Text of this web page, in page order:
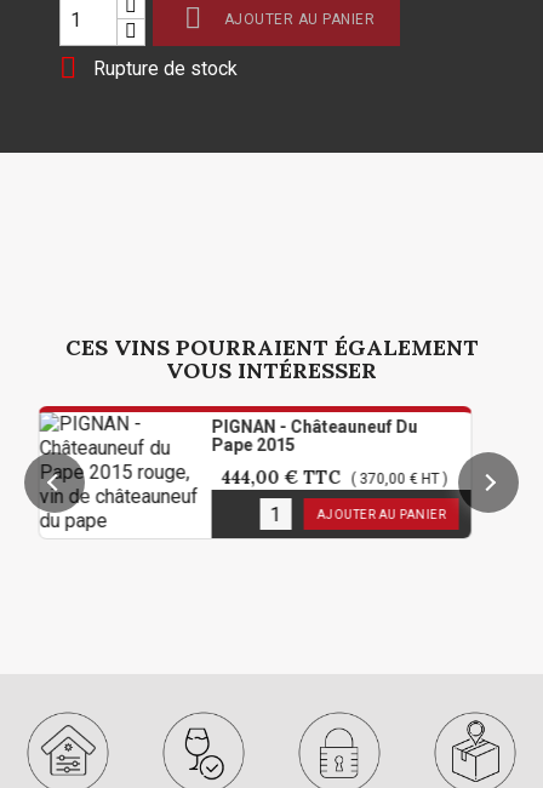
 AJOUTER AU PANIER
 Rupture de stock
CES VINS POURRAIENT ÉGALEMENT
VOUS INTÉRESSER
PIGNAN - Châteauneuf Du
Pape 2015
444,00 € TTC ( 370,00 € HT )
AJOUTER AU PANIER